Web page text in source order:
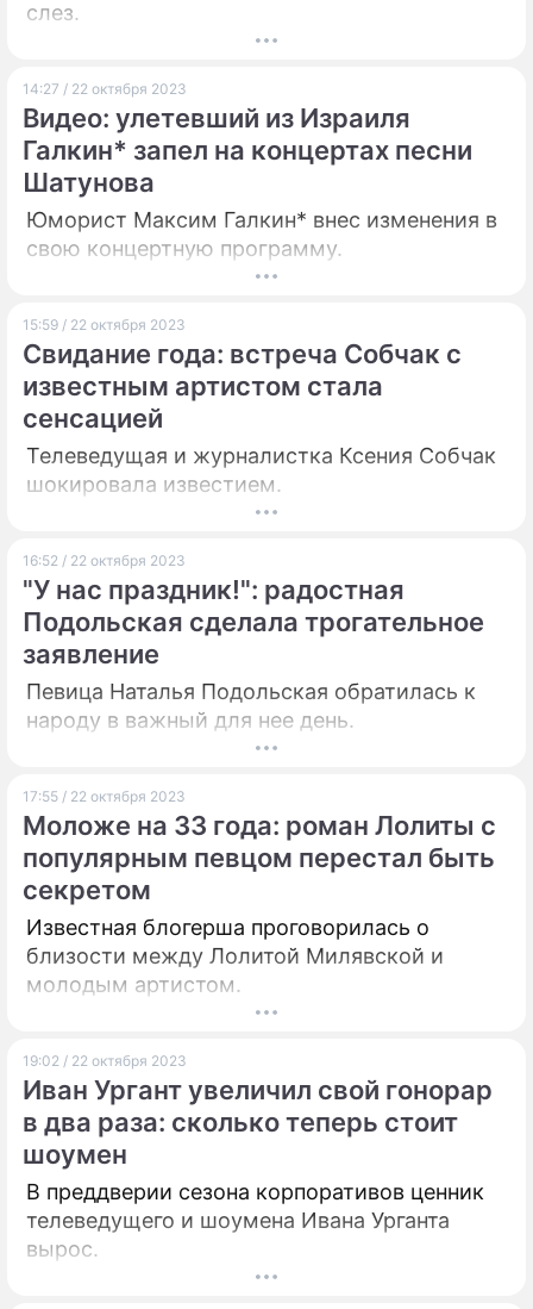
слез.
14:27 / 22 октября 2023
Видео: улетевший из Израиля
Галкин* запел на концертах песни
Шатунова
Юморист Максим Галкин* внес изменения в
свою концертную программу.
15:59 / 22 октября 2023
Свидание года: встреча Собчак с
известным артистом стала
сенсацией
Телеведущая и журналистка Ксения Собчак
шокировала известием.
16:52 / 22 октября 2023
"У нас праздник!": радостная
Подольская сделала трогательное
заявление
Певица Наталья Подольская обратилась к
народу в важный для нее день.
17:55 / 22 октября 2023
Моложе на 33 года: роман Лолиты с
популярным певцом перестал быть
секретом
Известная блогерша проговорилась о
близости между Лолитой Милявской и
молодым артистом.
19:02 / 22 октября 2023
Иван Ургант увеличил свой гонорар
в два раза: сколько теперь стоит
шоумен
В преддверии сезона корпоративов ценник
телеведущего и шоумена Ивана Урганта
вырос.